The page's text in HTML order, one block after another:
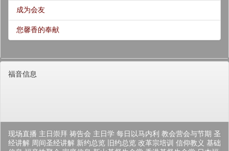
成为会友
您馨香的奉献
福音信息
现场直播 主日崇拜 祷告会 主日学 每日以马内利 教会营会与节期 圣
经讲解 周间圣经讲解 新约总览 旧约总览 改革宗培训 信仰教义 基础